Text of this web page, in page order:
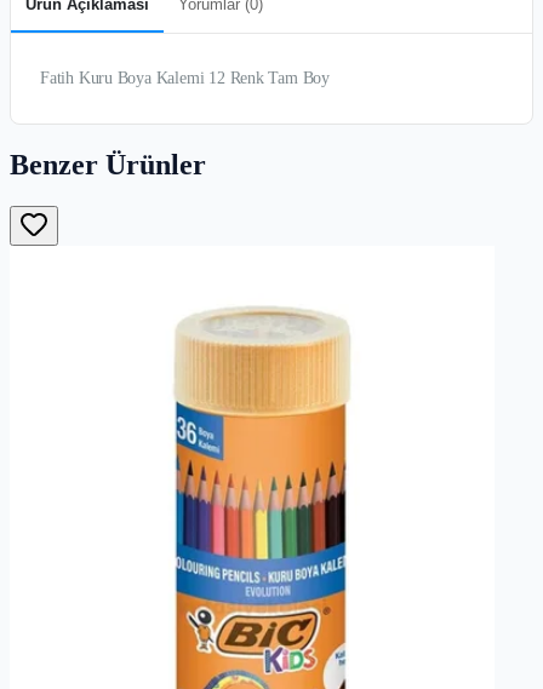
Ürün Açıklaması Yorumlar (0)
Fatih Kuru Boya Kalemi 12 Renk Tam Boy
Benzer Ürünler